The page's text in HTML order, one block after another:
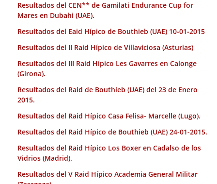
Resultados del CEN** de Gamilati Endurance Cup for
Mares en Dubahi (UAE).
Resultados del Eaid Hípico de Bouthieb (UAE) 10-01-2015
Resultados del II Raid Hípico de Villaviciosa (Asturias)
Resultados del III Raid Hípico Les Gavarres en Calonge
(Girona).
Resultados del Raid de Bouthieb (UAE) del 23 de Enero
2015.
Resultados del Raid Hípico Casa Felisa- Marcelle (Lugo).
Resultados del Raid Hípico de Bouthieb (UAE) 24-01-2015.
Resultados del Raid Hípico Los Boxer en Cadalso de los
Vidrios (Madrid).
Resultados del V Raid Hípico Academia General Militar